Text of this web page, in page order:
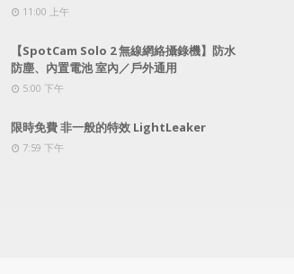
11:00 上午
【SpotCam Solo 2 無線網絡攝錄機】防水
防塵、內置電池 室內／戶外通用
5:00 下午
限時免費 非一般的特效 LightLeaker
7:59 下午